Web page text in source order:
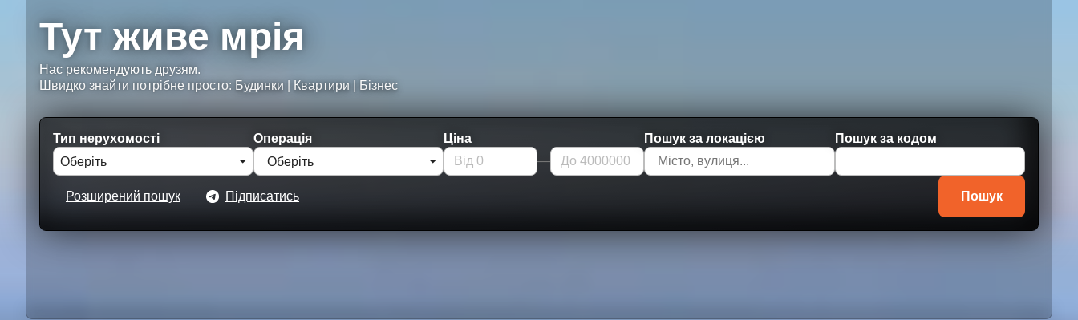
Тут живе мрія
Нас рекомендують друзям.
Швидко знайти потрібне просто: Будинки Квартири Бізнес
Тип нерухомості
Оберіть
Операція
Оберіть
Ціна
—
Пошук за локацією Пошук за кодом
Розширений пошук Підписатись Пошук